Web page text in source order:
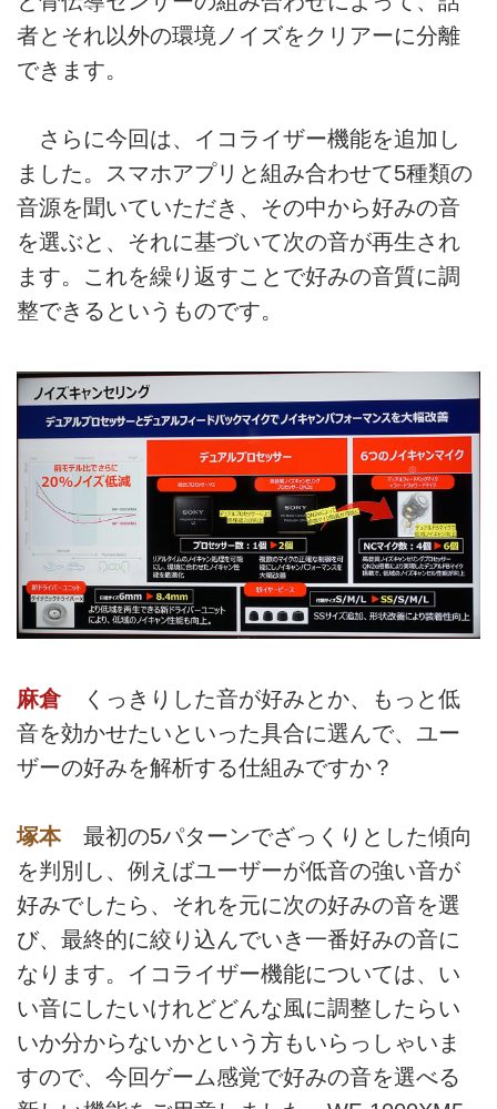
者とそれ以外の環境ノイズをクリアーに分離
できます。
さらに今回は、イコライザー機能を追加し
ました。スマホアプリと組み合わせて5種類の
音源を聞いていただき、その中から好みの音
を選ぶと、それに基づいて次の音が再生され
ます。これを繰り返すことで好みの音質に調
整できるというものです。
麻倉くっきりした音が好みとか、もっと低
音を効かせたいといった具合に選んで、ユー
ザーの好みを解析する仕組みですか？
塚本最初の5パターンでざっくりとした傾向
を判別し、例えばユーザーが低音の強い音が
好みでしたら、それを元に次の好みの音を選
び、最終的に絞り込んでいき一番好みの音に
なります。イコライザー機能については、い
い音にしたいけれどどんな風に調整したらい
いか分からないかという方もいらっしゃいま
すので、今回ゲーム感覚で好みの音を選べる